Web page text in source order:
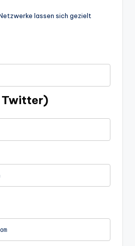
lassen sich gezielt
Twitter)
from:pinterest.com